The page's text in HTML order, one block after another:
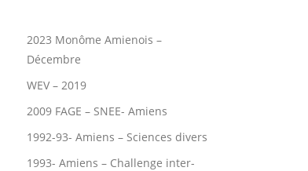
2023 Monôme Amienois –
Décembre
WEV – 2019
2009 FAGE – SNEE- Amiens
1992-93- Amiens – Sciences divers
1993- Amiens – Challenge inter-